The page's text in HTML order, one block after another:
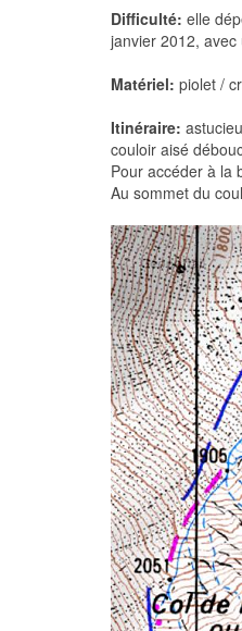
Difficulté: elle
janvier 2012,
Matériel: piolet /
Itinéraire:
couloir aisé
Pour accéder à la
Au sommet du